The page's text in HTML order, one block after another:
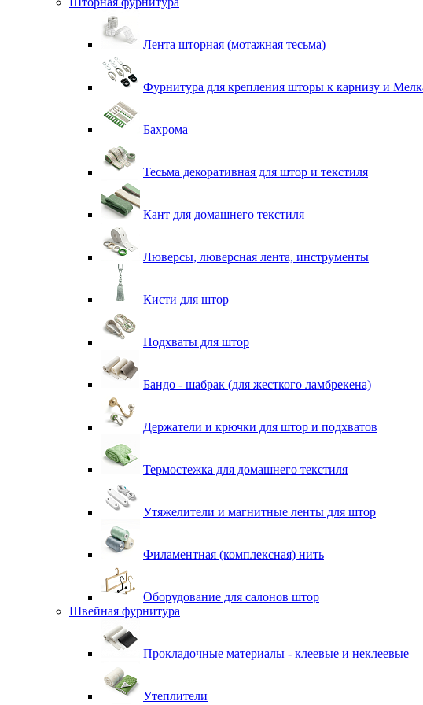
Лента шторная (мотажная тесьма)
Фурнитура для крепления шторы к карнизу и
Бахрома
Тесьма декоративная для штор и текстиля
Кант для домашнего текстиля
Люверсы, люверсная лента, инструменты
Кисти для штор
Подхваты для штор
Бандо - шабрак (для жесткого ламбрекена)
Держатели и крючки для штор и подхватов
Термостежка для домашнего текстиля
Утяжелители и магнитные ленты для штор
Филаментная (комплексная) нить
Оборудование для салонов штор
Швейная фурнитура
Прокладочные материалы - клеевые и неклеевые
Утеплители